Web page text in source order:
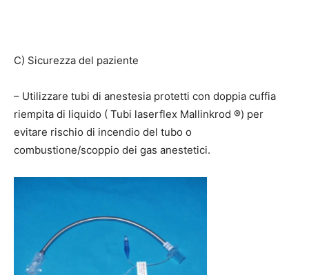
C) Sicurezza del paziente
– Utilizzare tubi di anestesia protetti con doppia cuffia
riempita di liquido ( Tubi laserflex Mallinkrod ®) per
evitare rischio di incendio del tubo o
combustione/scoppio dei gas anestetici.